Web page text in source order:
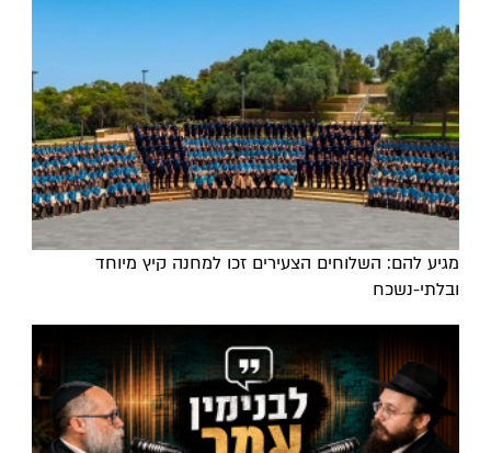
מגיע להם: השלוחים הצעירים זכו למחנה קיץ מיוחד
ובלתי-נשכח